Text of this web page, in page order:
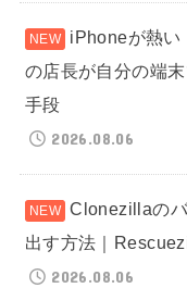
iPhoneが熱い
の店長が自分の端
手段
2026.08.06
Clonezillaの
出す方法｜
2026.08.06